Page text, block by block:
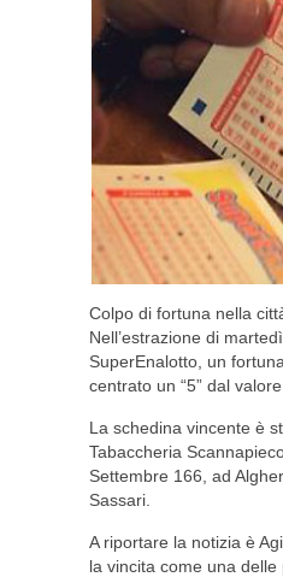
Colpo di fortuna nella
Nell’estrazione di
SuperEnalotto, un
centrato un “5” dal
La schedina vincente è
Tabaccheria
Settembre 166, ad
Sassari.
A riportare la notizia è
la vincita come una delle